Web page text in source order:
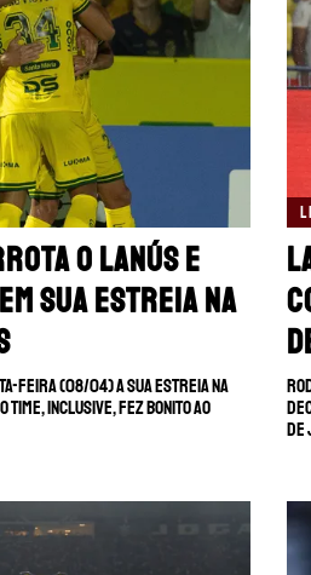
o Lanús e
sua estreia na
feira (08/04) a sua estreia na
time, inclusive, fez bonito ao
de